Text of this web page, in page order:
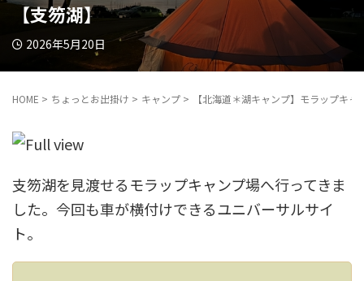
【支笏湖】
2026年5月20日
HOME > ちょっとお出掛け > キャンプ > 【北海道＊湖キャンプ】モラップキ
支笏湖を見渡せるモラップキャンプ場へ行ってきま
した。今回も車が横付けできるユニバーサルサイ
ト。